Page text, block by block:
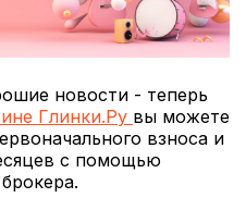
новости - теперь
Глинки.Ру вы можете
взноса и
с помощью